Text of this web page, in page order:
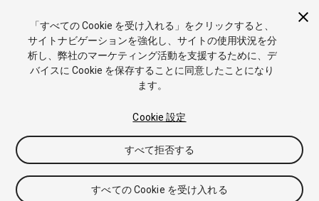
Report a problem on this page
Copyright © 2017 Unity Technologies. Publication 2017.2
チュートリアル
Answers ナレッジベース
クッキー
私の個人情報を販売または共有しない
Cookie 優先設定
「すべての Cookie を受け入れる」をクリックすると、
サイトナビゲーションを強化し、サイトの使用状況を分
析し、弊社のマーケティング活動を支援するために、デ
バイスに Cookie を保存することに同意したことになり
ます。
Cookie 設定
すべて拒否する
すべての Cookie を受け入れる